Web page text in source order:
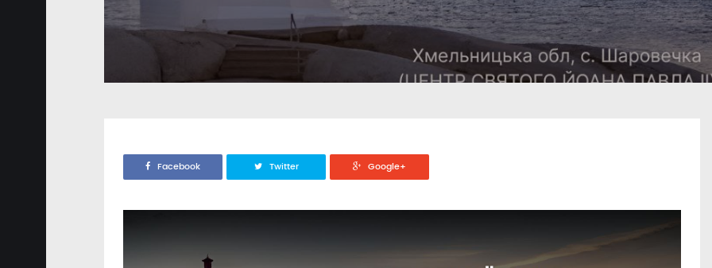
Facebook Twitter Google+